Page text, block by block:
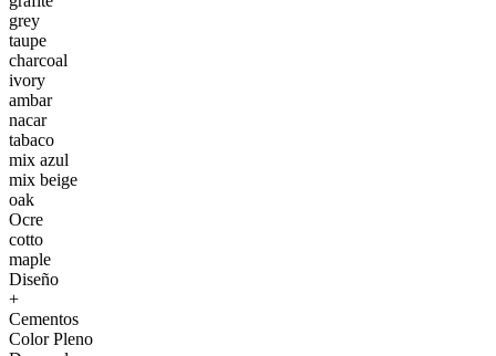
grey
taupe
charcoal
ivory
ambar
nacar
tabaco
mix azul
mix beige
oak
Ocre
cotto
maple
Diseño
+
Cementos
Color Pleno